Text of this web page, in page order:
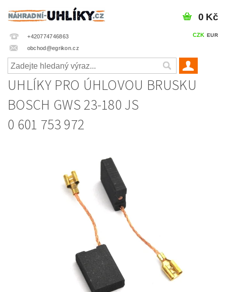
+420774746863
obchod@egrikon.cz
CZK EUR
0 Kč
UHLÍKY PRO ÚHLOVOU BRUSKU
BOSCH GWS 23-180 JS
0 601 753 972